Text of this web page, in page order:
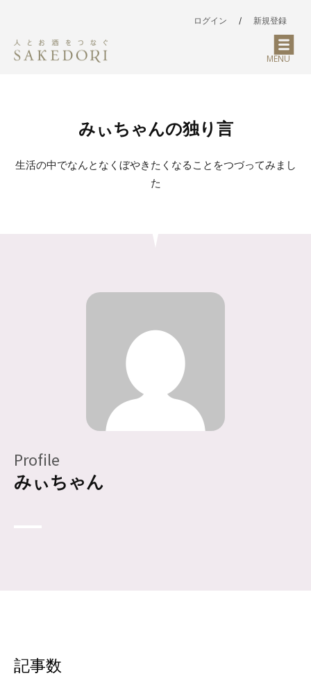
ログイン / 新規登録
MENU
みぃちゃんの独り言
生活の中でなんとなくぼやきたくなることをつづってみまし
た
Profile
みぃちゃん
記事数